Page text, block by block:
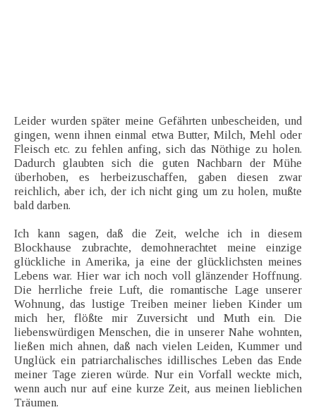
Leider wurden später meine Gefährten unbescheiden, und
gingen, wenn ihnen einmal etwa Butter, Milch, Mehl oder
Fleisch etc. zu fehlen anfing, sich das Nöthige zu holen.
Dadurch glaubten sich die guten Nachbarn der Mühe
überhoben, es herbeizuschaffen, gaben diesen zwar
reichlich, aber ich, der ich nicht ging um zu holen, mußte
bald darben.
Ich kann sagen, daß die Zeit, welche ich in diesem
Blockhause zubrachte, demohnerachtet meine einzige
glückliche in Amerika, ja eine der glücklichsten meines
Lebens war. Hier war ich noch voll glänzender Hoffnung.
Die herrliche freie Luft, die romantische Lage unserer
Wohnung, das lustige Treiben meiner lieben Kinder um
mich her, flößte mir Zuversicht und Muth ein. Die
liebenswürdigen Menschen, die in unserer Nahe wohnten,
ließen mich ahnen, daß nach vielen Leiden, Kummer und
Unglück ein patriarchalisches idillisches Leben das Ende
meiner Tage zieren würde. Nur ein Vorfall weckte mich,
wenn auch nur auf eine kurze Zeit, aus meinen lieblichen
Träumen.